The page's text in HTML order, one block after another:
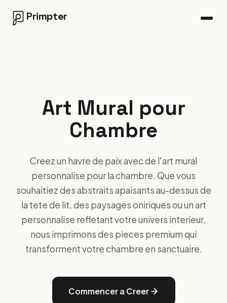
Primpter
Art Mural pour
Chambre
Creez un havre de paix avec de l'art mural
personnalise pour la chambre. Que vous
souhaitiez des abstraits apaisants au-dessus de
la tete de lit, des paysages oniriques ou un art
personnalise refletant votre univers interieur,
nous imprimons des pieces premium qui
transforment votre chambre en sanctuaire.
Commencer a Creer